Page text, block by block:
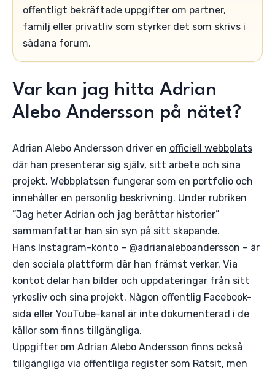
offentligt bekräftade uppgifter om partner,
familj eller privatliv som styrker det som skrivs i
sådana forum.
Var kan jag hitta Adrian
Alebo Andersson på nätet?
Adrian Alebo Andersson driver en officiell webbplats
där han presenterar sig själv, sitt arbete och sina
projekt. Webbplatsen fungerar som en portfolio och
innehåller en personlig beskrivning. Under rubriken
”Jag heter Adrian och jag berättar historier”
sammanfattar han sin syn på sitt skapande.
Hans Instagram-konto – @adrianaleboandersson – är
den sociala plattform där han främst verkar. Via
kontot delar han bilder och uppdateringar från sitt
yrkesliv och sina projekt. Någon offentlig Facebook-
sida eller YouTube-kanal är inte dokumenterad i de
källor som finns tillgängliga.
Uppgifter om Adrian Alebo Andersson finns också
tillgängliga via offentliga register som Ratsit, men